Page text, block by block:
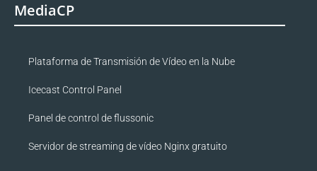
MediaCP
Plataforma de Transmisión de Vídeo en la Nube
Icecast Control Panel
Panel de control de flussonic
Servidor de streaming de vídeo Nginx gratuito